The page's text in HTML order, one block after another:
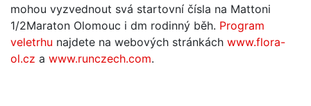
mohou vyzvednout svá startovní čísla na Mattoni
1/2Maraton Olomouc i dm rodinný běh. Program
veletrhu najdete na webových stránkách www.flora-
ol.cz a www.runczech.com.